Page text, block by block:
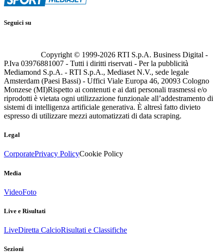
Seguici su
Copyright © 1999-2026 RTI S.p.A. Business Digital -
P.Iva 03976881007 - Tutti i diritti riservati - Per la pubblicità
Mediamond S.p.A. - RTI S.p.A., Mediaset N.V., sede legale
Amsterdam (Paesi Bassi) - Uffici Viale Europa 46, 20093 Cologno
Monzese (MI)Rispetto ai contenuti e ai dati personali trasmessi e/o
riprodotti è vietata ogni utilizzazione funzionale all’addestramento di
sistemi di intelligenza artificiale generativa. È altresì fatto divieto
espresso di utilizzare mezzi automatizzati di data scraping.
Legal
CorporatePrivacy PolicyCookie Policy
Media
VideoFoto
Live e Risultati
LiveDiretta CalcioRisultati e Classifiche
Sezioni